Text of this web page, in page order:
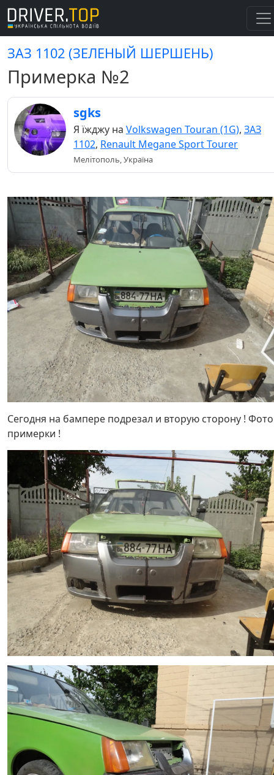
ЗАЗ 1102 (ЗЕЛЕНЫЙ ШЕРШЕНЬ)
Примерка №2
sgks
Я їжджу на Volkswagen Touran (1G), ЗАЗ
1102, Renault Megane Sport Tourer
Мелітополь, Україна
Сегодня на бампере подрезал и вторую сторону !
примерки !